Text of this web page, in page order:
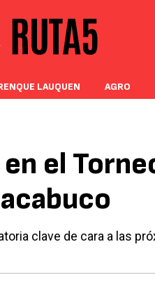
LAUQUEN AGRO
el
clave de cara a las